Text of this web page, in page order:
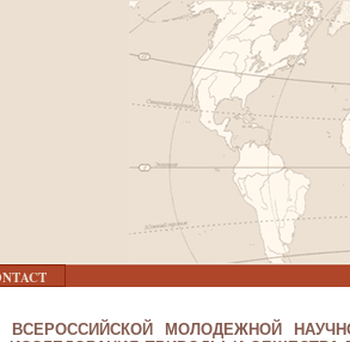
Jump to navigation
ВСЕРОССИЙСКОЙ МОЛОДЕЖНОЙ